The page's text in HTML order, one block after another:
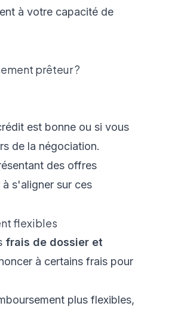
à votre capacité de
prêteur ?
est bonne ou si vous
de la négociation.
des offres
s'aligner sur ces
flexibles
frais de dossier et
à certains frais pour
plus flexibles,